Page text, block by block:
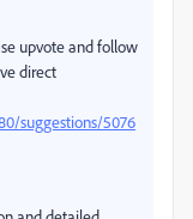
upvote and follow
direct
suggestions/5076